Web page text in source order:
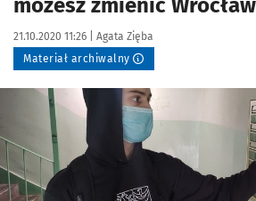
możesz zmienić Wrocław
Data publikacji:
21.10.2020 11:26 | Autor:
Agata Zięba
Materiał archiwalny
Kliknij, aby powiększyć